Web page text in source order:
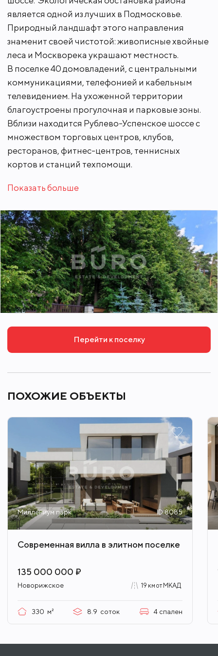
канализацией. Обслуживает инженерные сети
собственная служба эксплуатации.
Многоуровневая пропускная система
контролируется охранной службой. В
непосредственной близости расположен
санаторий «Сосны» и развитая инфраструктуры
Николиной горы.
является одной из лучших в Подмосковье.
Природный ландшафт этого направления
знаменит своей чистотой: живописные хвойные
леса и Москворека украшают местность.
В поселке 40 домовладений, с центральными
коммуникациями, телефонией и кабельным
телевидением. На ухоженной территории
благоустроены прогулочная и парковые зоны.
Вблизи находится Рублево-Успенское шоссе с
множеством торговых центров, клубов,
ресторанов, фитнес-центров, теннисных
кортов и станций техпомощи.
Показать больше
Перейти к поселку
ПОХОЖИЕ ОБЪЕКТЫ
Миллениум парк ID 8085
Современная вилла в элитном поселке
135 000 000 ₽
Новорижское 19 км от МКАД
330 м² 8.9 соток 4 спален